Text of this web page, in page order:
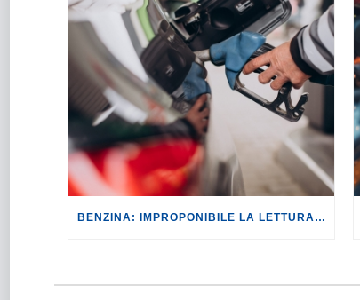
BENZINA: IMPROPONIBILE LA LETTURA SECONDO CUI PROROGARE IL TAGLIO DELLE ACCISE SIGNIFICA TASSARE TUTTI I CITTADINI.